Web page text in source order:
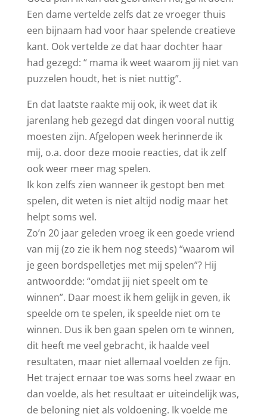
Een dame vertelde zelfs dat ze vroeger thuis
een bijnaam had voor haar spelende creatieve
kant. Ook vertelde ze dat haar dochter haar
had gezegd: “ mama ik weet waarom jij niet van
puzzelen houdt, het is niet nuttig”.
En dat laatste raakte mij ook, ik weet dat ik
jarenlang heb gezegd dat dingen vooral nuttig
moesten zijn. Afgelopen week herinnerde ik
mij, o.a. door deze mooie reacties, dat ik zelf
ook weer meer mag spelen.
Ik kon zelfs zien wanneer ik gestopt ben met
spelen, dit weten is niet altijd nodig maar het
helpt soms wel.
Zo’n 20 jaar geleden vroeg ik een goede vriend
van mij (zo zie ik hem nog steeds) “waarom wil
je geen bordspelletjes met mij spelen”? Hij
antwoordde: “omdat jij niet speelt om te
winnen”. Daar moest ik hem gelijk in geven, ik
speelde om te spelen, ik speelde niet om te
winnen. Dus ik ben gaan spelen om te winnen,
dit heeft me veel gebracht, ik haalde veel
resultaten, maar niet allemaal voelden ze fijn.
Het traject ernaar toe was soms heel zwaar en
dan voelde, als het resultaat er uiteindelijk was,
de beloning niet als voldoening. Ik voelde me